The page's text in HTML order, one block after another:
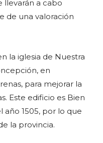
llevarán a cabo
de una valoración
la iglesia de Nuestra
en
para mejorar la
Este edificio es Bien
año 1505, por lo que
la provincia.